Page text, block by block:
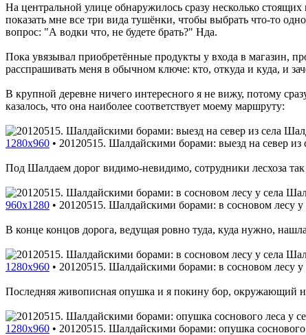
На центральной улице обнаружилось сразу несколько
показать мне все три вида тушёнки, чтобы выбрать что-то
вопрос: "А водки что, не будете брать?" Нда.
Пока увязывал приобретённые продукты у входа в магазин,
расспрашивать меня в обычном ключе: кто, откуда и куда, и
В крупной деревне ничего интересного я не вижу, потому
казалось, что она наиболее соответствует моему маршруту:
1280x960 • 20120515. Шалдайскими борами: выезд на север из
Под Шалдаем дорог видимо-невидимо, сотрудники лесхоза
960x1280 • 20120515. Шалдайскими борами: в сосновом лесу
В конце концов дорога, ведущая ровно туда, куда нужно,
1280x960 • 20120515. Шалдайскими борами: в сосновом лесу
Последняя живописная опушка и я покину бор, окружающий
1280x960 • 20120515. Шалдайскими борами: опушка